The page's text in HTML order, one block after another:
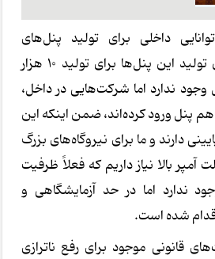
داخلی برای تولید پنل‌های
خورشیدی، گفت: امکان تولید این پنل‌ها برای تولید 10 هزار
ندارد اما شرکت‌هایی در داخل،
هم پنل ورود کرده‌اند، ضمن اینکه این
دارند و ما برای نیروگاه‌های بزرگ
آمپر بالا نیاز داریم که فعلاً ظرفیت
ندارد اما در حد آزمایشگاهی و
شده است.
قانونی موجود برای رفع ناترازی